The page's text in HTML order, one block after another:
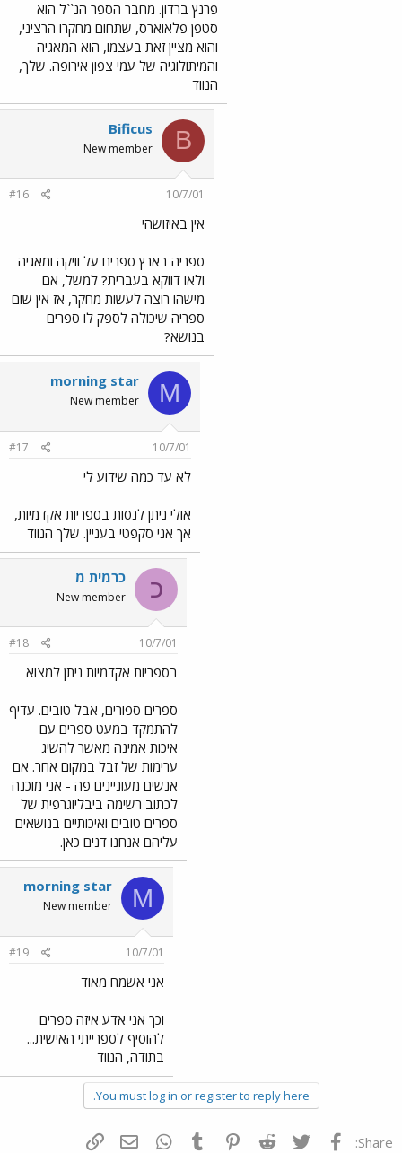
פרנץ ברדון. מחבר הספר הנ``ל הוא
סטפן פלאוארס, שתחום מחקרו הרציני,
והוא מציין זאת בעצמו, הוא המאגיה
והמיתולוגיה של עמי צפון אירופה. שלך,
הנווד
B
Bificus
New member
10/7/01
#16
אין באיזושהי
ספריה בארץ ספרים על וויקה ומאגיה
ולאו דווקא בעברית? למשל, אם
מישהו רוצה לעשות מחקר, אז אין שום
ספריה שיכולה לספק לו ספרים
בנושא?
M
morning star
New member
10/7/01
#17
לא עד כמה שידוע לי
אולי ניתן לנסות בספריות אקדמיות,
אך אני סקפטי בעניין. שלך הנווד
כ כרמית מ
New member
10/7/01
#18
בספריות אקדמיות ניתן למצוא
ספרים ספורים, אבל טובים. עדיף
להתמקד במעט ספרים עם
איכות אמינה מאשר להשיג
ערימות של זבל במקום אחר. אם
אנשים מעוניינים פה - אני מוכנה
לכתוב רשימה ביבליוגרפית של
ספרים טובים ואיכותיים בנושאים
עליהם אנחנו דנים כאן.
M
morning star
New member
10/7/01
#19
אני אשמח מאוד
וכך אני אדע איזה ספרים
להוסיף לספרייתי האישית...
בתודה, הנווד
You must log in or register to reply here.
Share: פייסבוק Twitter
Reddit
Pinterest
Tumblr
WhatsAppדואר אלקטרוני